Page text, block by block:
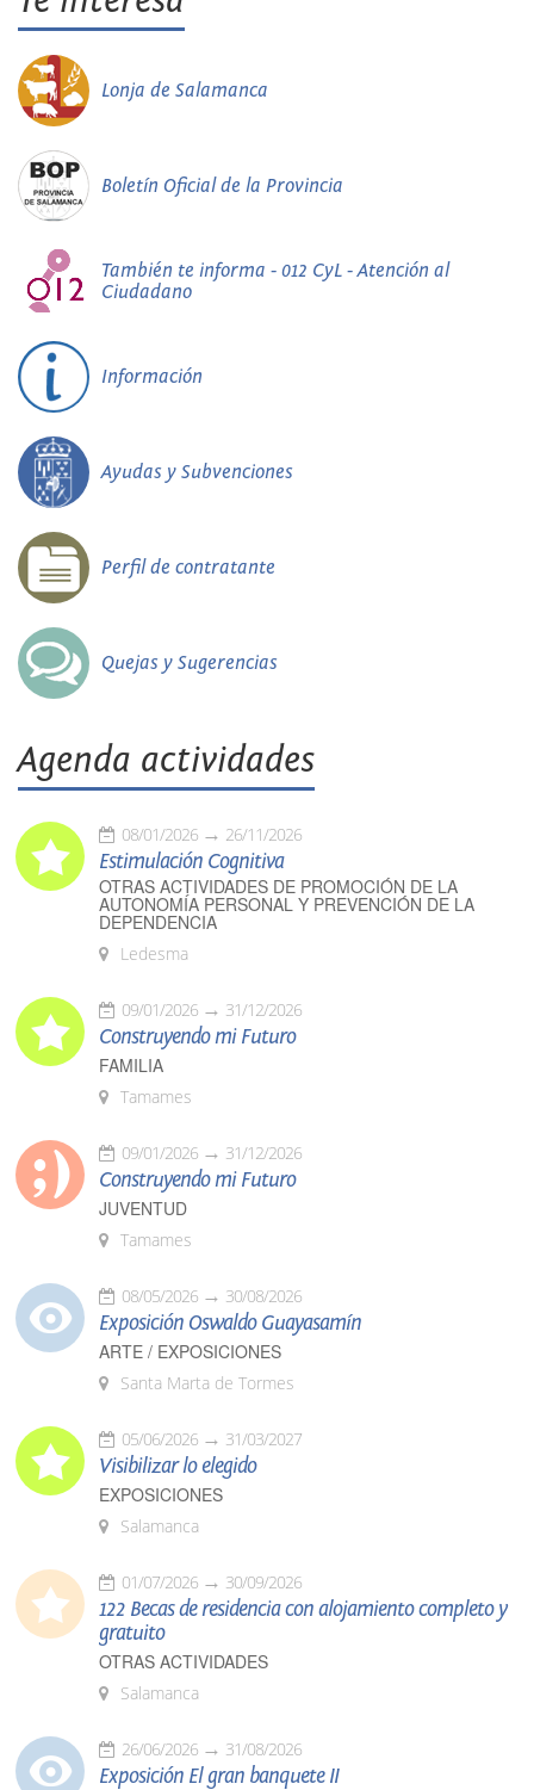
Lonja de Salamanca
Boletín Oficial de la Provincia
También te informa - 012 CyL - Atención al
Ciudadano
Información
Ayudas y Subvenciones
Perfil de contratante
Quejas y Sugerencias
Agenda actividades
08/01/2026 26/11/2026
Estimulación Cognitiva
OTRAS ACTIVIDADES DE PROMOCIÓN DE LA
AUTONOMÍA PERSONAL Y PREVENCIÓN DE LA
DEPENDENCIA
Ledesma
09/01/2026 31/12/2026
Construyendo mi Futuro
FAMILIA
Tamames
09/01/2026 31/12/2026
Construyendo mi Futuro
JUVENTUD
Tamames
08/05/2026 30/08/2026
Exposición Oswaldo Guayasamín
ARTE / EXPOSICIONES
Santa Marta de Tormes
05/06/2026 31/03/2027
Visibilizar lo elegido
EXPOSICIONES
Salamanca
01/07/2026 30/09/2026
122 Becas de residencia con alojamiento completo y
gratuito
OTRAS ACTIVIDADES
Salamanca
26/06/2026 31/08/2026
Exposición El gran banquete II